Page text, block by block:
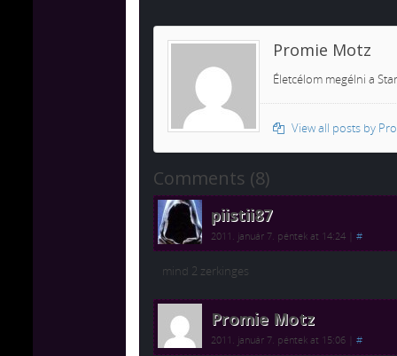
Promie Motz
Életcélom megélni a
View all posts by
Comments (8)
piistii87
2011. január 7. péntek at 14:24 #
mind 2 zerkinges
Promie Motz
2011. január 7. péntek at 15:06 #